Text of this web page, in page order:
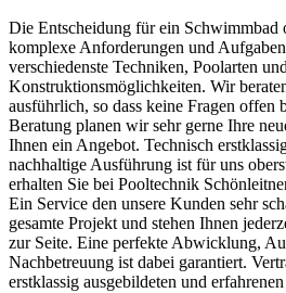
Die Entscheidung für ein Schwimmbad
komplexe Anforderungen und
verschiedenste Techniken, Poolarten und
Konstruktionsmöglichkeiten. Wir
ausführlich, so dass keine Fragen offen
Beratung planen wir sehr gerne Ihre
Ihnen ein Angebot. Technisch
nachhaltige Ausführung ist für uns
erhalten Sie bei Pooltechnik
Ein Service den unsere Kunden sehr
gesamte Projekt und stehen Ihnen
zur Seite. Eine perfekte Abwicklung,
Nachbetreuung ist dabei garantiert.
erstklassig ausgebildeten und